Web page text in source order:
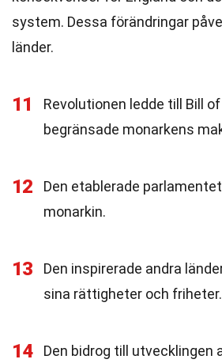
system. Dessa förändringar
länder.
11
Revolutionen ledde till Bill
begränsade monarkens
12
Den etablerade
monarkin.
13
Den inspirerade andra
sina rättigheter och friheter.
14
Den bidrog till utvecklingen